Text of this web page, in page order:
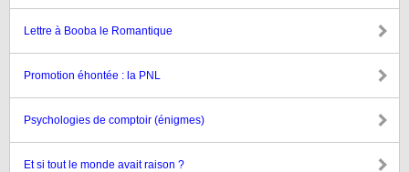
Lettre à Booba le Romantique
Promotion éhontée : la PNL
Psychologies de comptoir (énigmes)
Et si tout le monde avait raison ?